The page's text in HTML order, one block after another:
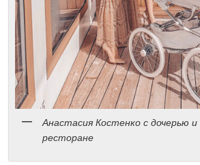
Анастасия Костенко с дочерью
ресторане